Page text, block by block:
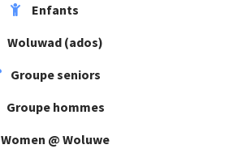
Enfants
Woluwad (ados)
Groupe seniors
Groupe hommes
Women @ Woluwe